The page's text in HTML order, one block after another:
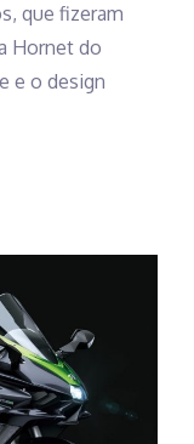
que fizeram
Hornet do
e o design